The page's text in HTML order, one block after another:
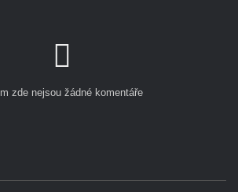
zde nejsou žádné komentáře